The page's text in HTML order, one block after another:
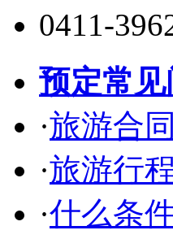
0411-
预定常见
·旅游合
·旅游行
·什么条